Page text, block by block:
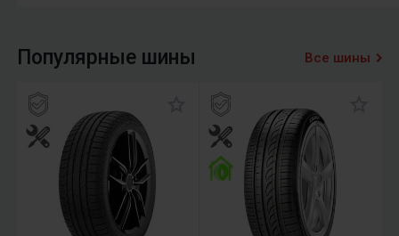
Популярные шины Все шины